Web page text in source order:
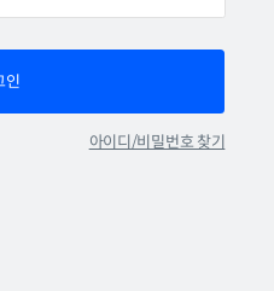
인
아이디/비밀번호 찾기